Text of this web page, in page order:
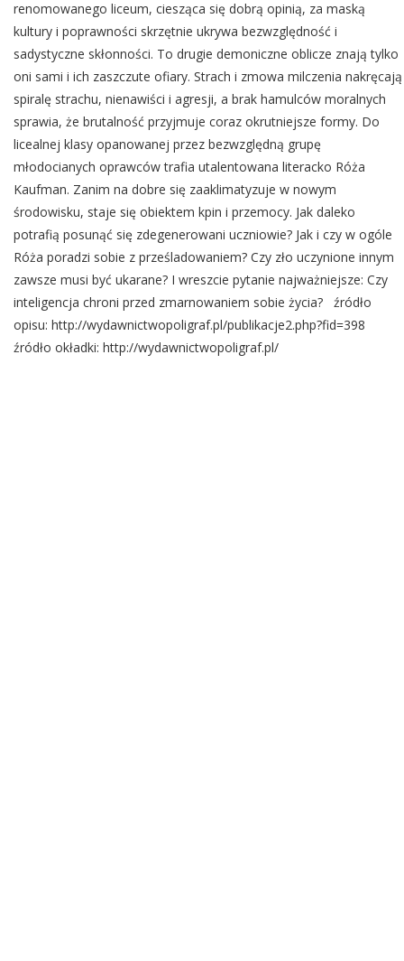
renomowanego liceum, ciesząca się dobrą opinią, za maską
kultury i poprawności skrzętnie ukrywa bezwzględność i
sadystyczne skłonności. To drugie demoniczne oblicze znają tylko
oni sami i ich zaszczute ofiary. Strach i zmowa milczenia nakręcają
spiralę strachu, nienawiści i agresji, a brak hamulców moralnych
sprawia, że brutalność przyjmuje coraz okrutniejsze formy. Do
licealnej klasy opanowanej przez bezwzględną grupę
młodocianych oprawców trafia utalentowana literacko Róża
Kaufman. Zanim na dobre się zaaklimatyzuje w nowym
środowisku, staje się obiektem kpin i przemocy. Jak daleko
potrafią posunąć się zdegenerowani uczniowie? Jak i czy w ogóle
Róża poradzi sobie z prześladowaniem? Czy zło uczynione innym
zawsze musi być ukarane? I wreszcie pytanie najważniejsze: Czy
inteligencja chroni przed zmarnowaniem sobie życia? źródło
opisu: http://wydawnictwopoligraf.pl/publikacje2.php?fid=398
źródło okładki: http://wydawnictwopoligraf.pl/